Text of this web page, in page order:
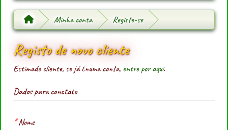
Minha conta Registe-se
Registo de novo cliente
Estimado cliente, se já tnuma conta, entre por aqui.
Dados para conctato
Nome